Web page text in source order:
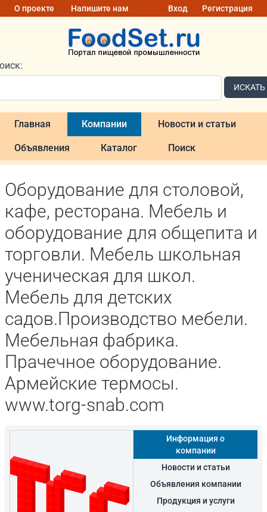
О проекте Напишите нам Вход Регистрация
ИСКАТЬ
Главная Компании Новости и статьи
Объявления Каталог Поиск
Оборудование для столовой,
кафе, ресторана. Мебель и
оборудование для общепита и
торговли. Мебель школьная
ученическая для школ.
Мебель для детских
садов.Производство мебели.
Мебельная фабрика.
Прачечное оборудование.
Армейские термосы.
www.torg-snab.com
Информация о
компании
Новости и статьи
Объявления компании
Продукция и услуги